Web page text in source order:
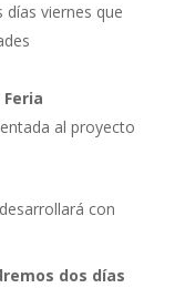
días viernes que
Feria
al proyecto
con
dos días